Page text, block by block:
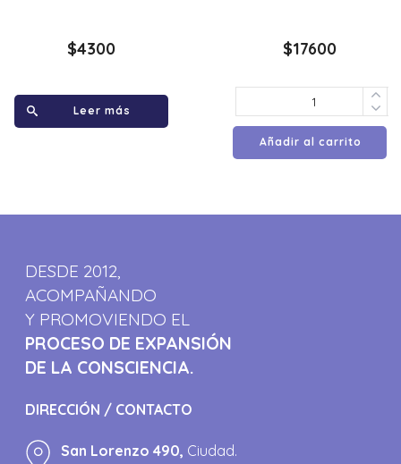
$4300
Leer más
$17600
Añadir al carrito
DESDE 2012,
ACOMPAÑANDO
Y PROMOVIENDO EL
PROCESO DE EXPANSIÓN
DE LA CONSCIENCIA.
DIRECCIÓN / CONTACTO
San Lorenzo 490, Ciudad.